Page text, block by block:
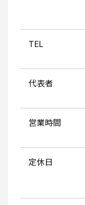
TEL
代表者
営業時間
定休日